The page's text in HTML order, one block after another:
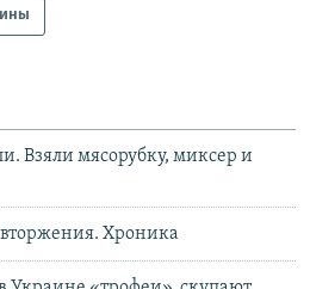
Взяли мясорубку, миксер и
Хроника